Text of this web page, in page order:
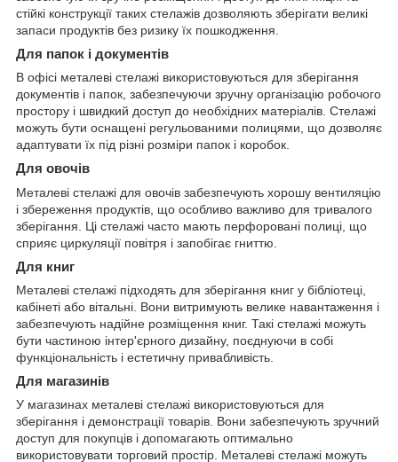
стійкі конструкції таких стелажів дозволяють зберігати великі
запаси продуктів без ризику їх пошкодження.
Для папок і документів
В офісі металеві стелажі використовуються для зберігання
документів і папок, забезпечуючи зручну організацію робочого
простору і швидкий доступ до необхідних матеріалів. Стелажі
можуть бути оснащені регульованими полицями, що дозволяє
адаптувати їх під різні розміри папок і коробок.
Для овочів
Металеві стелажі для овочів забезпечують хорошу вентиляцію
і збереження продуктів, що особливо важливо для тривалого
зберігання. Ці стелажі часто мають перфоровані полиці, що
сприяє циркуляції повітря і запобігає гниттю.
Для книг
Металеві стелажі підходять для зберігання книг у бібліотеці,
кабінеті або вітальні. Вони витримують велике навантаження і
забезпечують надійне розміщення книг. Такі стелажі можуть
бути частиною інтер'єрного дизайну, поєднуючи в собі
функціональність і естетичну привабливість.
Для магазинів
У магазинах металеві стелажі використовуються для
зберігання і демонстрації товарів. Вони забезпечують зручний
доступ для покупців і допомагають оптимально
використовувати торговий простір. Металеві стелажі можуть